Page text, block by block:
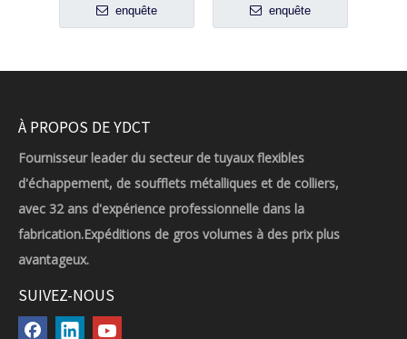
enquête enquête
À PROPOS DE YDCT
Fournisseur leader du secteur de tuyaux flexibles
d'échappement, de soufflets métalliques et de colliers,
avec 32 ans d'expérience professionnelle dans la
fabrication.Expéditions de gros volumes à des prix plus
avantageux.
SUIVEZ-NOUS